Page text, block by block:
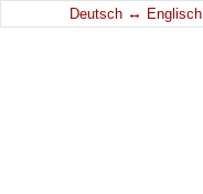
Deutsch ↔ Englisch